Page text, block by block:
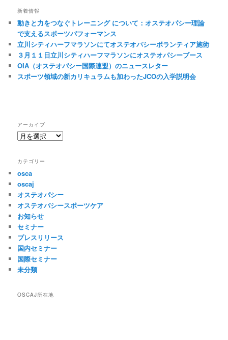
新着情報
動きと力をつなぐトレーニング について：オステオパシー理論
で支えるスポーツパフォーマンス
立川シティハーフマラソンにてオステオパシーボランティア施術
３月１１日立川シティハーフマラソンにオステオパシーブース
OIA（オステオパシー国際連盟）のニュースレター
スポーツ領域の新カリキュラムも加わったJCOの入学説明会
アーカイブ
ア
イ
ブ
カテゴリー
osca
oscaj
オステオパシー
オステオパシースポーツケア
お知らせ
セミナー
プレスリリース
国内セミナー
国際セミナー
未分類
OSCAJ所在地